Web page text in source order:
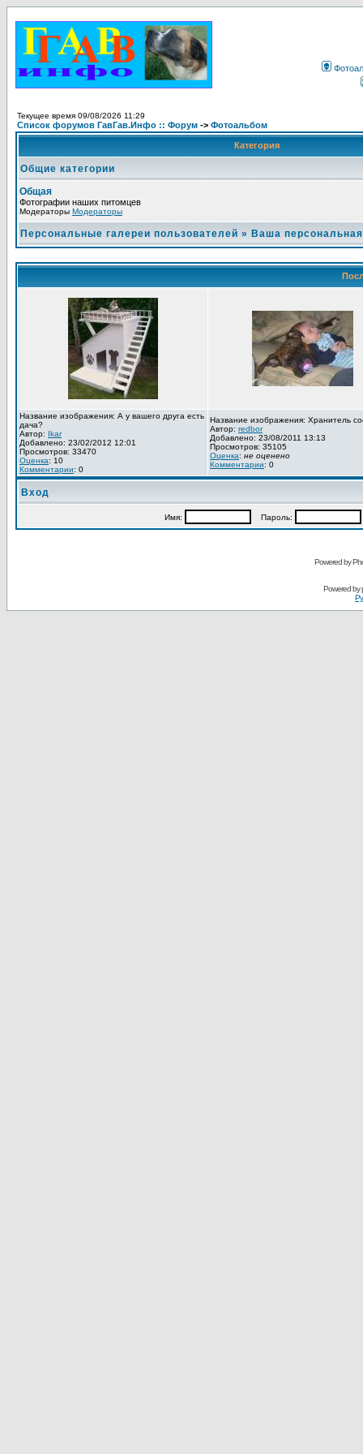
Текущее время 09/08/2026 11:29
Список форумов ГавГав.Инфо :: Форум -> Фотоальбом
Категория
Общие категории
Общая
Фотографии наших питомцев
Модераторы Модераторы
Персональные галереи пользователей » Ваша
Название изображения: А у вашего друга есть
дача?
Автор: Ikar
Добавлено: 23/02/2012 12:01
Просмотров: 33470
Оценка: 10
Комментарии: 0
Название изображения: Хранитель
Автор: redbor
Добавлено: 23/08/2011 13:13
Просмотров: 35105
Оценка: не оценено
Комментарии: 0
Вход
Имя: Пароль:
Powered by
Powered by